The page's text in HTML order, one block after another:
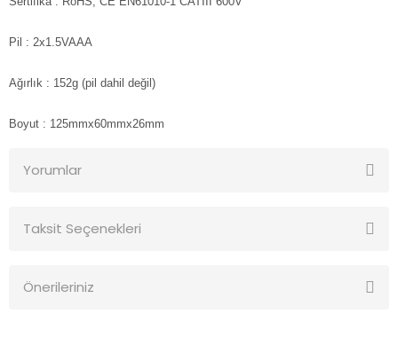
Pil : 2x1.5VAAA
Ağırlık : 152g (pil dahil değil)
Boyut : 125mmx60mmx26mm
Yorumlar
Taksit Seçenekleri
Önerileriniz